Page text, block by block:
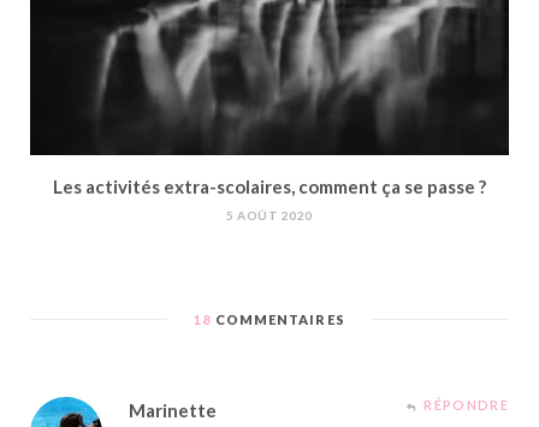
Les activités extra-scolaires, comment ça se passe ?
5 AOÛT 2020
18 COMMENTAIRES
Marinette RÉPONDRE